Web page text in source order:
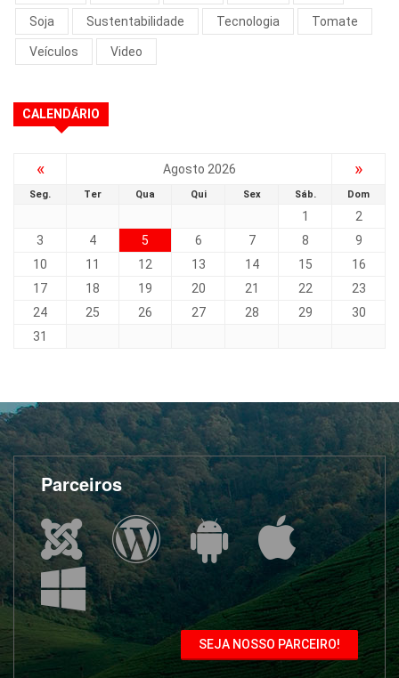
Soja Sustentabilidade Tecnologia Tomate
Veículos Video
CALENDÁRIO
« Agosto 2026 »
Seg. Ter Qua Qui Sex Sáb. Dom
1
2
3
4 5 6 7 8
9
10
11 12 13 14 15
16
17
18 19 20 21 22
23
24
25 26 27 28 29
30
31
Parceiros
SEJA NOSSO PARCEIRO!